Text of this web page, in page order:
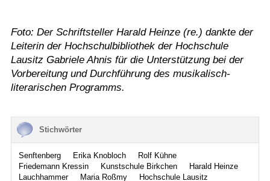
Foto: Der Schriftsteller Harald Heinze (re.) dankte der
Leiterin der Hochschulbibliothek der Hochschule
Lausitz Gabriele Ahnis für die Unterstützung bei der
Vorbereitung und Durchführung des musikalisch-
literarischen Programms.
Stichwörter
Senftenberg Erika Knobloch
Rolf Kühne
Friedemann Kressin
Kunstschule Birkchen
Harald Heinze
Lauchhammer
Maria Roßmy Hochschule Lausitz